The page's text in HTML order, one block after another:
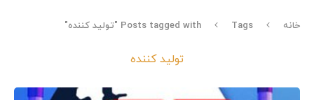
خانه Tags Posts tagged with "تولید کننده"
تولید کننده